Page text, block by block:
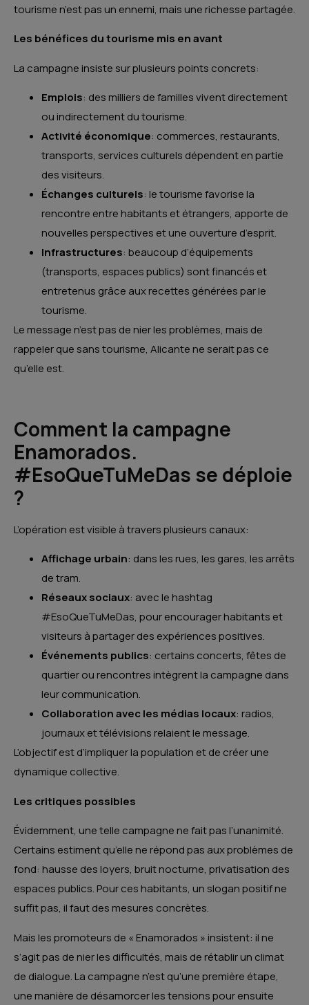
tourisme n’est pas un ennemi, mais une richesse partagée.
Les bénéfices du tourisme mis en avant
La campagne insiste sur plusieurs points concrets:
Emplois: des milliers de familles vivent directement
ou indirectement du tourisme.
Activité économique: commerces, restaurants,
transports, services culturels dépendent en partie
des visiteurs.
Échanges culturels: le tourisme favorise la
rencontre entre habitants et étrangers, apporte de
nouvelles perspectives et une ouverture d’esprit.
Infrastructures: beaucoup d’équipements
(transports, espaces publics) sont financés et
entretenus grâce aux recettes générées par le
tourisme.
Le message n’est pas de nier les problèmes, mais de
rappeler que sans tourisme, Alicante ne serait pas ce
qu’elle est.
Comment la campagne
Enamorados.
#EsoQueTuMeDas se déploie
?
L’opération est visible à travers plusieurs canaux:
Affichage urbain: dans les rues, les gares, les arrêts
de tram.
Réseaux sociaux: avec le hashtag
#EsoQueTuMeDas, pour encourager habitants et
visiteurs à partager des expériences positives.
Événements publics: certains concerts, fêtes de
quartier ou rencontres intègrent la campagne dans
leur communication.
Collaboration avec les médias locaux: radios,
journaux et télévisions relaient le message.
L’objectif est d’impliquer la population et de créer une
dynamique collective.
Les critiques possibles
Évidemment, une telle campagne ne fait pas l’unanimité.
Certains estiment qu’elle ne répond pas aux problèmes de
fond: hausse des loyers, bruit nocturne, privatisation des
espaces publics. Pour ces habitants, un slogan positif ne
suffit pas, il faut des mesures concrètes.
Mais les promoteurs de « Enamorados » insistent: il ne
s’agit pas de nier les difficultés, mais de rétablir un climat
de dialogue. La campagne n’est qu’une première étape,
une manière de désamorcer les tensions pour ensuite